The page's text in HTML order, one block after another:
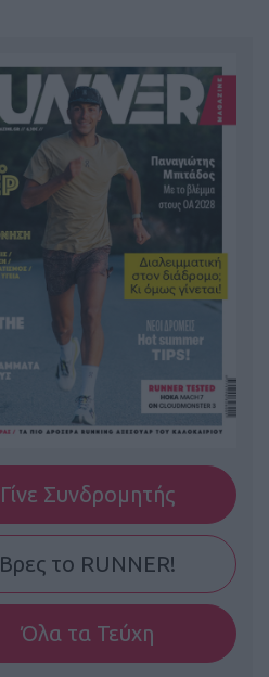
Γίνε Συνδρομητής
Βρες το RUNNER!
Όλα τα Τεύχη